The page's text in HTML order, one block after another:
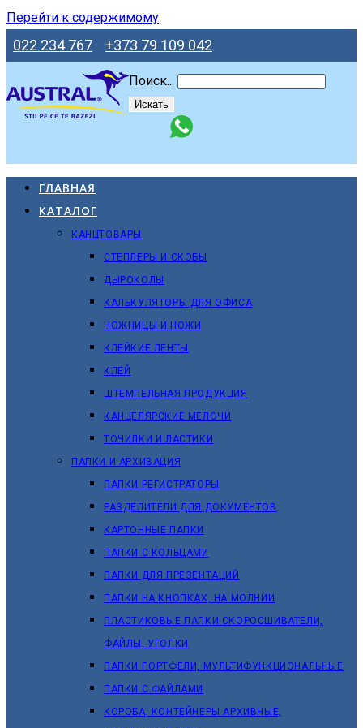
Перейти к содержимому
022 234 767 +373 79 109 042
Поиск...
Искать
ГЛАВНАЯ
КАТАЛОГ
КАНЦТОВАРЫ
СТЕПЛЕРЫ И СКОБЫ
ДЫРОКОЛЫ
КАЛЬКУЛЯТОРЫ ДЛЯ ОФИСА
НОЖНИЦЫ И НОЖИ
КЛЕЙКИЕ ЛЕНТЫ
КЛЕЙ
ШТЕМПЕЛЬНАЯ ПРОДУКЦИЯ
КАНЦЕЛЯРСКИЕ МЕЛОЧИ
ТОЧИЛКИ И ЛАСТИКИ
ПАПКИ И АРХИВАЦИЯ
ПАПКИ РЕГИСТРАТОРЫ
РАЗДЕЛИТЕЛИ ДЛЯ ДОКУМЕНТОВ
КАРТОННЫЕ ПАПКИ
ПАПКИ С КОЛЬЦАМИ
ПАПКИ ДЛЯ ПРЕЗЕНТАЦИЙ
ПАПКИ НА КНОПКАХ, НА МОЛНИИ
ПЛАСТИКОВЫЕ ПАПКИ СКОРОСШИВАТЕЛИ,
ФАЙЛЫ, УГОЛКИ
ПАПКИ ПОРТФЕЛИ, МУЛЬТИФУНКЦИОНАЛЬНЫЕ
ПАПКИ С ФАЙЛАМИ
КОРОБА, КОНТЕЙНЕРЫ АРХИВНЫЕ,